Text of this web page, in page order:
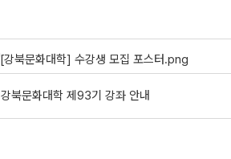
[강북문화대학] 수강생 모집 포스터.png
강북문화대학 제93기 강좌 안내